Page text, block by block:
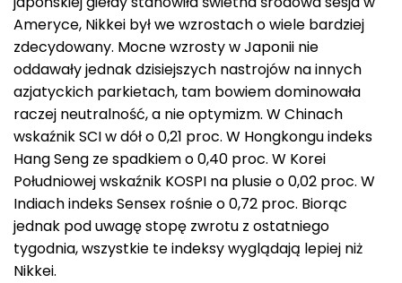
Ameryce, Nikkei był we wzrostach o wiele bardziej
zdecydowany. Mocne wzrosty w Japonii nie
oddawały jednak dzisiejszych nastrojów na innych
azjatyckich parkietach, tam bowiem dominowała
raczej neutralność, a nie optymizm. W Chinach
wskaźnik SCI w dół o 0,21 proc. W Hongkongu indeks
Hang Seng ze spadkiem o 0,40 proc. W Korei
Południowej wskaźnik KOSPI na plusie o 0,02 proc. W
Indiach indeks Sensex rośnie o 0,72 proc. Biorąc
jednak pod uwagę stopę zwrotu z ostatniego
tygodnia, wszystkie te indeksy wyglądają lepiej niż
Nikkei.